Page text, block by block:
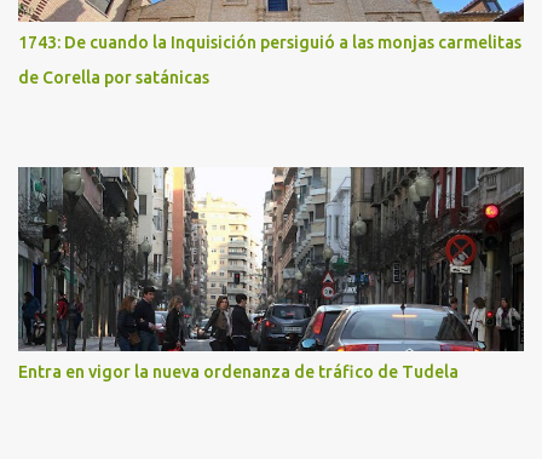
1743: De cuando la Inquisición persiguió a las monjas carmelitas
de Corella por satánicas
Entra en vigor la nueva ordenanza de tráfico de Tudela